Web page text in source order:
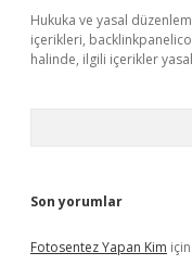
Hukuka ve yasal
içerikleri,
halinde, ilgili içerikler
Son yorumlar
Fotosentez Yapan Kim için